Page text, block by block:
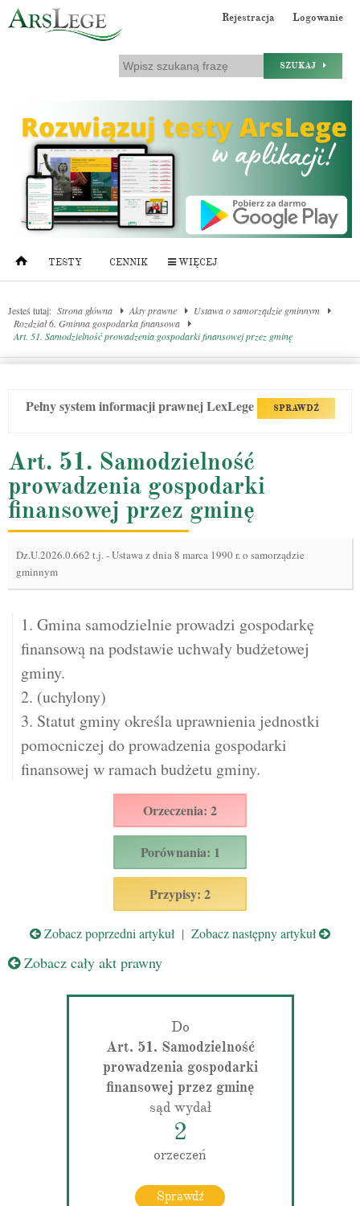
Rejestracja Logowanie
SZUKAJ
TESTY CENNIK WIĘCEJ
Jesteś tutaj: Strona główna Akty prawne
Ustawa o samorządzie gminnym
Rozdział 6. Gminna gospodarka finansowa
Art. 51. Samodzielność prowadzenia gospodarki finansowej przez gminę
Pełny system informacji prawnej LexLege SPRAWDŹ
Art. 51. Samodzielność
prowadzenia gospodarki
finansowej przez gminę
Dz.U.2026.0.662 t.j.-Ustawa z dnia 8 marca 1990 r. o samorządzie
gminnym
1. Gmina samodzielnie prowadzi gospodarkę
finansową na podstawie uchwały budżetowej
gminy.
2. (uchylony)
3. Statut gminy określa uprawnienia jednostki
pomocniczej do prowadzenia gospodarki
finansowej w ramach budżetu gminy.
Orzeczenia: 2
Porównania: 1
Przypisy: 2
Zobacz poprzedni artykuł | Zobacz następny artykuł
Zobacz cały akt prawny
Do
Art. 51. Samodzielność
prowadzenia gospodarki
finansowej przez gminę
sąd wydał
2
orzeczeń
Sprawdź